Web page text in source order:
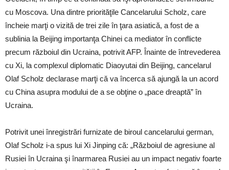
cu Moscova. Una dintre priorităţile Cancelarului Scholz, care
încheie marţi o vizită de trei zile în ţara asiatică, a fost de a
sublinia la Beijing importanţa Chinei ca mediator în conflicte
precum războiul din Ucraina, potrivit AFP. Înainte de întrevederea
cu Xi, la complexul diplomatic Diaoyutai din Beijing, cancelarul
Olaf Scholz declarase marţi că va încerca să ajungă la un acord
cu China asupra modului de a se obţine o „pace dreaptă” în
Ucraina.
Potrivit unei înregistrări furnizate de biroul cancelarului german,
Olaf Scholz i-a spus lui Xi Jinping că: „Războiul de agresiune al
Rusiei în Ucraina şi înarmarea Rusiei au un impact negativ foarte